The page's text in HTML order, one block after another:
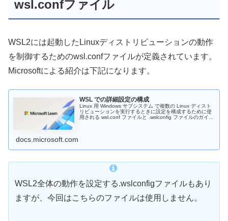
wsl.confファイル
WSL2には起動したLinuxディストリビューションの動作
を制御するためのwsl.confファイルが定義されています。
Microsoftによる紹介は下記になります。
WSL での詳細設定の構成
Linux 用 Windows サブシステム で複数の Linux ディスト
リビューションを実行するときに設定を構成するために使
用される wsl.conf ファイルと .wslconfig ファイルのガイ
docs.microsoft.com
WSL2全体の動作を設定する.wslconfigファイルもあり
ますが、今回はこちらのファイルは使用しません。